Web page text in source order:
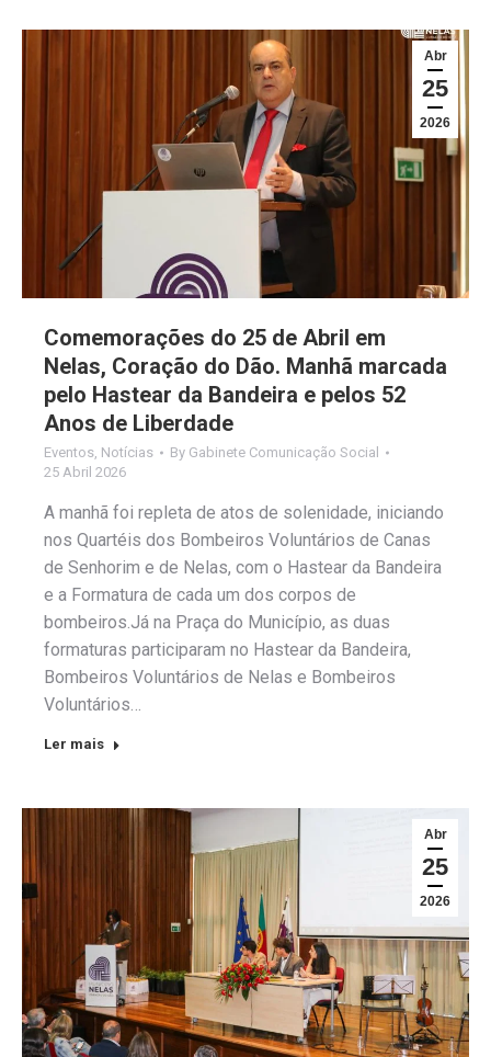
Abr
25
2026
Comemorações do 25 de Abril em
Nelas, Coração do Dão. Manhã marcada
pelo Hastear da Bandeira e pelos 52
Anos de Liberdade
Eventos Notícias By Gabinete Comunicação Social
25 Abril 2026
A manhã foi repleta de atos de solenidade, iniciando
nos Quartéis dos Bombeiros Voluntários de Canas
de Senhorim e de Nelas, com o Hastear da Bandeira
e a Formatura de cada um dos corpos de
bombeiros.Já na Praça do Município, as duas
formaturas participaram no Hastear da Bandeira,
Bombeiros Voluntários de Nelas e Bombeiros
Voluntários…
Ler mais
Abr
25
2026